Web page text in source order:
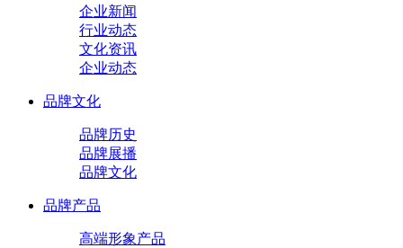
企业新闻
行业动态
文化资讯
企业动态
品牌文化
品牌历史
品牌展播
品牌文化
品牌产品
高端形象产品